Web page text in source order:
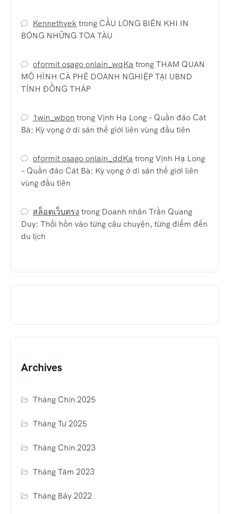
Kennethvektrong CẦU LONG BIÊN KHI IN
BÓNG NHỮNG TOA TÀU
oformit osago onlain_wqKa trongTHAM QUAN
MÔ HÌNH CÀ PHÊ DOANH NGHIỆP TẠI UBND
TỈNH ĐỒNG THÁP
1win_wbon trongVịnh Hạ Long – Quần đảo Cát
Bà: Kỳ vọng ở di sản thế giới liên vùng đầu tiên
oformit osago onlain_ddKa trongVịnh Hạ Long
– Quần đảo Cát Bà: Kỳ vọng ở di sản thế giới liên
vùng đầu tiên
สล็อตเว็บตรง trong Doanh nhân Trần Quang
Duy: Thổi hồn vào từng câu chuyện, từng điểm đến
du lịch
Archives
Tháng Chín 2025
Tháng Tư 2025
Tháng Chín 2023
Tháng Tám 2023
Tháng Bảy 2022